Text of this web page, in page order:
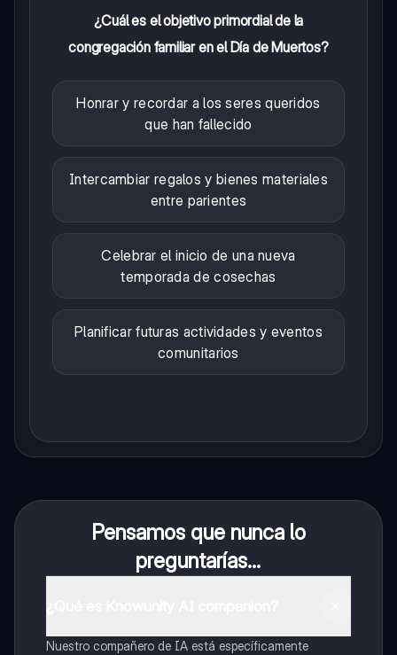
¿Cuál es el objetivo primordial de la
congregación familiar en el Día de Muertos?
Honrar y recordar a los seres queridos
que han fallecido
Intercambiar regalos y bienes materiales
entre parientes
Celebrar el inicio de una nueva
temporada de cosechas
Planificar futuras actividades y eventos
comunitarios
Pensamos que nunca lo
preguntarías...
Nuestro compañero de IA está específicamente